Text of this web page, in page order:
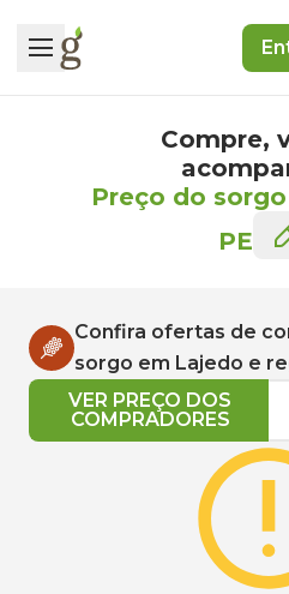
Compre,
Preço do
PE
Confira ofertas de
sorgo em Lajedo e
VER PREÇO DOS
COMPRADORES